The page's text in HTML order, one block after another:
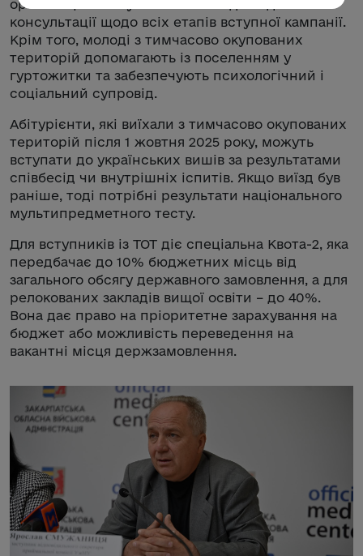
організацією вступних співбесід і надають
консультації щодо всіх етапів вступної кампанії.
Крім того, молоді з тимчасово окупованих
територій допомагають із поселенням у
гуртожитки та забезпечують психологічний і
соціальний супровід.
Абітурієнти, які виїхали з тимчасово окупованих
територій після 1 жовтня 2025 року, можуть
вступати до українських вишів за результатами
співбесід чи внутрішніх іспитів. Якщо виїзд був
раніше, тоді потрібні результати національного
мультипредметного тесту.
Для вступників із ТОТ діє спеціальна Квота-2, яка
передбачає до 10% бюджетних місць від
загального обсягу державного замовлення, а для
релокованих закладів вищої освіти – до 40%.
Вона дає право на пріоритетне зарахування на
бюджет або можливість переведення на
вакантні місця держзамовлення.